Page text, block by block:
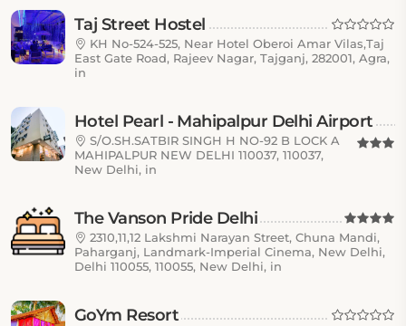
Taj Street Hostel
KH No-524-525, Near Hotel Oberoi Amar Vilas,Taj
East Gate Road, Rajeev Nagar, Tajganj, 282001, Agra,
in
Hotel Pearl - Mahipalpur Delhi Airport
S/O.SH.SATBIR SINGH H NO-92 B LOCK A
MAHIPALPUR NEW DELHI 110037, 110037,
New Delhi, in
The Vanson Pride Delhi
2310,11,12 Lakshmi Narayan Street, Chuna Mandi,
Paharganj, Landmark-Imperial Cinema, New Delhi,
Delhi 110055, 110055, New Delhi, in
GoYm Resort